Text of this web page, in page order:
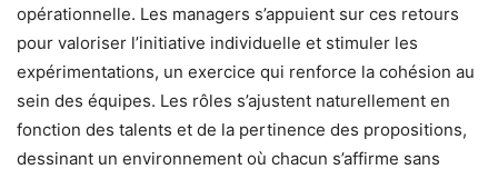
opérationnelle. Les managers s’appuient sur ces retours
pour valoriser l’initiative individuelle et stimuler les
expérimentations, un exercice qui renforce la cohésion au
sein des équipes. Les rôles s’ajustent naturellement en
fonction des talents et de la pertinence des propositions,
dessinant un environnement où chacun s’affirme sans